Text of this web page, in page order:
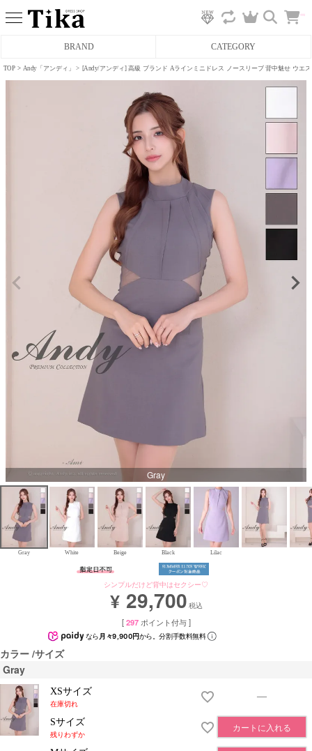
BRAND CATEGORY
タイトロングドレス
Aラインロングドレス
バースデードレス
へ
TOP Andy「アンディ」 [Andy/アンディ] 高級 ブランド Aラインミニドレス ノースリーブ 背中魅せ ウエ
Gray
Gray White Beige Black Lilac
シンプルだけど背中はセクシー♡
¥ 29,700 税込
[ 297 ポイント付与 ]
なら 月々9,900円から。分割手数料無料
カラー サイズ
Gray
XSサイズ
在庫切れ
—
Sサイズ
残りわずか
カートに入れる